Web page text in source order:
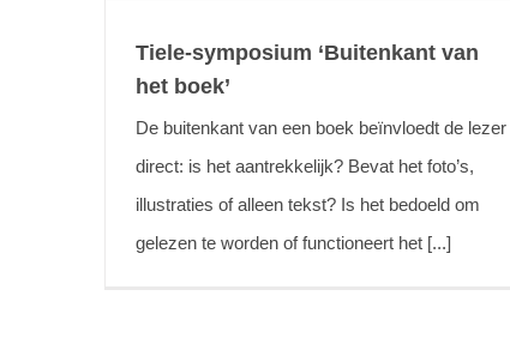
Tiele-symposium ‘Buitenkant van
het boek’
De buitenkant van een boek beïnvloedt de lezer
direct: is het aantrekkelijk? Bevat het foto’s,
illustraties of alleen tekst? Is het bedoeld om
gelezen te worden of functioneert het [...]